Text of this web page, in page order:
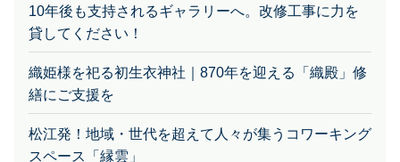
貸してください！
織姫様を祀る初生衣神社｜870年を迎える「織殿」修
繕にご支援を
松江発！地域・世代を超えて人々が集うコワーキング
スペース「縁雲」